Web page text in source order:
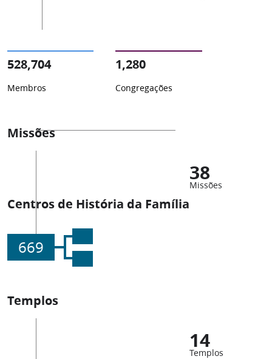
528,704
Membros
1,280
Congregações
Missões
38
Missões
Centros de História da Família
669
Templos
14
Templos